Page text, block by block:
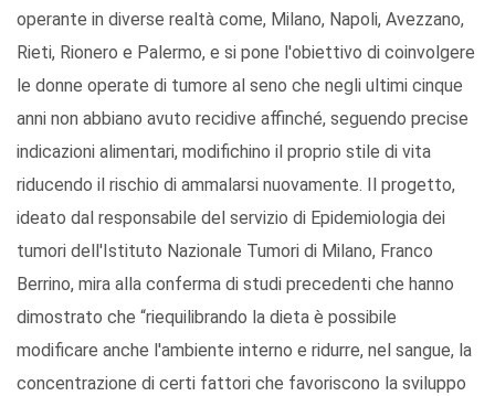
operante in diverse realtà come, Milano, Napoli, Avezzano,
Rieti, Rionero e Palermo, e si pone l'obiettivo di coinvolgere
le donne operate di tumore al seno che negli ultimi cinque
anni non abbiano avuto recidive affinché, seguendo precise
indicazioni alimentari, modifichino il proprio stile di vita
riducendo il rischio di ammalarsi nuovamente. Il progetto,
ideato dal responsabile del servizio di Epidemiologia dei
tumori dell'Istituto Nazionale Tumori di Milano, Franco
Berrino, mira alla conferma di studi precedenti che hanno
dimostrato che “riequilibrando la dieta è possibile
modificare anche l'ambiente interno e ridurre, nel sangue, la
concentrazione di certi fattori che favoriscono la sviluppo